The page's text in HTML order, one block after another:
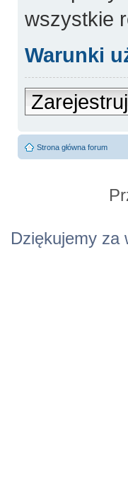
wszystkie
Warunki
Zarejestruj
Strona główna forum
Dziękujemy za